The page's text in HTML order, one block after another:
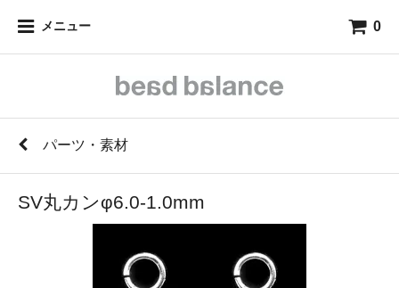
メニュー 0
パーツ・素材
SV丸カンφ6.0-1.0mm